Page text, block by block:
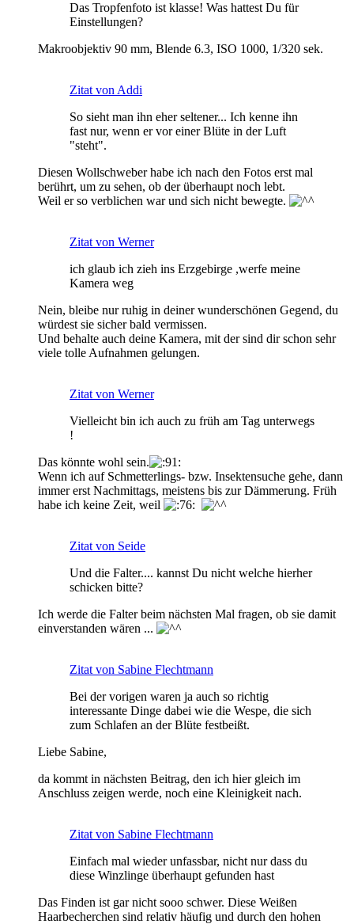
Das Tropfenfoto ist klasse! Was hattest Du für
Einstellungen?
Makroobjektiv 90 mm, Blende 6.3, ISO 1000, 1/320 sek.
Zitat von Addi
So sieht man ihn eher seltener... Ich kenne ihn
fast nur, wenn er vor einer Blüte in der Luft
"steht".
Diesen Wollschweber habe ich nach den Fotos erst mal
berührt, um zu sehen, ob der überhaupt noch lebt.
Weil er so verblichen war und sich nicht bewegte.
Zitat von Werner
ich glaub ich zieh ins Erzgebirge ,werfe meine
Kamera weg
Nein, bleibe nur ruhig in deiner wunderschönen Gegend, du
würdest sie sicher bald vermissen.
Und behalte auch deine Kamera, mit der sind dir schon sehr
viele tolle Aufnahmen gelungen.
Zitat von Werner
Vielleicht bin ich auch zu früh am Tag unterwegs
!
Das könnte wohl sein.
Wenn ich auf Schmetterlings- bzw. Insektensuche gehe, dann
immer erst Nachmittags, meistens bis zur Dämmerung. Früh
habe ich keine Zeit, weil
Zitat von Seide
Und die Falter.... kannst Du nicht welche hierher
schicken bitte?
Ich werde die Falter beim nächsten Mal fragen, ob sie damit
einverstanden wären ...
Zitat von Sabine Flechtmann
Bei der vorigen waren ja auch so richtig
interessante Dinge dabei wie die Wespe, die sich
zum Schlafen an der Blüte festbeißt.
Liebe Sabine,
da kommt in nächsten Beitrag, den ich hier gleich im
Anschluss zeigen werde, noch eine Kleinigkeit nach.
Zitat von Sabine Flechtmann
Einfach mal wieder unfassbar, nicht nur dass du
diese Winzlinge überhaupt gefunden hast
Das Finden ist gar nicht sooo schwer. Diese Weißen
Haarbecherchen sind relativ häufig und durch den hohen